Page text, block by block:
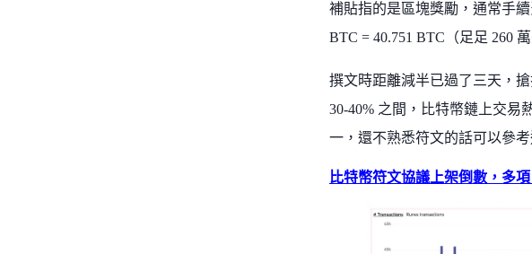
補貼指的是區塊獎勵，通常手
BTC = 40.751 BTC（足足 260
撰文時距離減半已過了三天，
30-40% 之間，比特幣鏈上交易
一，還不熟悉符文的話可以參考
比特幣符文協議上架倒數，多